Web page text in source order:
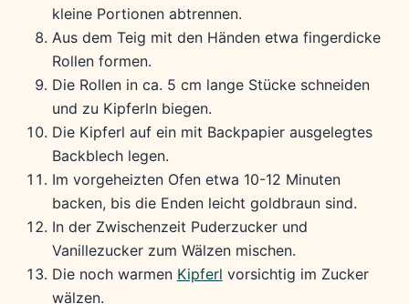
kleine Portionen abtrennen.
Aus dem Teig mit den Händen etwa fingerdicke
Rollen formen.
Die Rollen in ca. 5 cm lange Stücke schneiden
und zu Kipferln biegen.
Die Kipferl auf ein mit Backpapier ausgelegtes
Backblech legen.
Im vorgeheizten Ofen etwa 10-12 Minuten
backen, bis die Enden leicht goldbraun sind.
In der Zwischenzeit Puderzucker und
Vanillezucker zum Wälzen mischen.
Die noch warmen Kipferl vorsichtig im Zucker
wälzen.